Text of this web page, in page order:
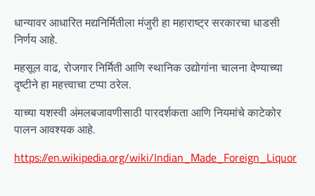
धान्यावर आधारित मद्यनिर्मितीला मंजुरी हा महाराष्ट्र सरकारचा धाडसी
निर्णय आहे.
महसूल वाढ, रोजगार निर्मिती आणि स्थानिक उद्योगांना चालना देण्याच्या
दृष्टीने हा महत्त्वाचा टप्पा ठरेल.
याच्या यशस्वी अंमलबजावणीसाठी पारदर्शकता आणि नियमांचे काटेकोर
पालन आवश्यक आहे.
https://en.wikipedia.org/wiki/Indian_Made_Foreign_Liquor